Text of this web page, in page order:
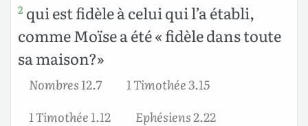
2 qui est fidèle à celui qui l’a établi,
comme Moïse a été « fidèle dans toute
sa maison?»
Nombres 12.7
1 Timothée 3.15
1 Timothée 1.12
Ephésiens 2.22